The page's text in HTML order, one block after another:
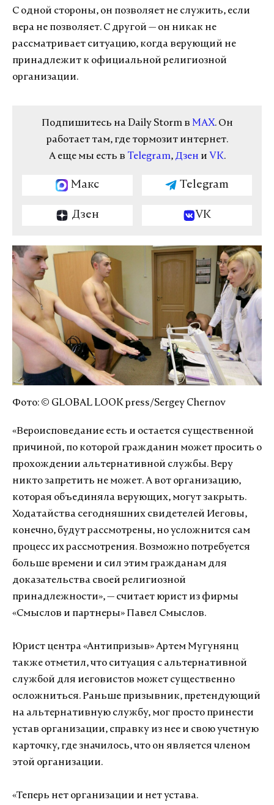
С одной стороны, он позволяет не служить, если
вера не позволяет. С другой — он никак не
рассматривает ситуацию, когда верующий не
принадлежит к официальной религиозной
организации.
Подпишитесь на Daily Storm в MAX. Он
работает там, где тормозит интернет.
А еще мы есть в Telegram, Дзен и VK.
Макс Telegram
Дзен VK
Фото: © GLOBAL LOOK press/Sergey Chernov
«Вероисповедание есть и остается существенной
причиной, по которой гражданин может просить о
прохождении альтернативной службы. Веру
никто запретить не может. А вот организацию,
которая объединяла верующих, могут закрыть.
Ходатайства сегодняшних свидетелей Иеговы,
конечно, будут рассмотрены, но усложнится сам
процесс их рассмотрения. Возможно потребуется
больше времени и сил этим гражданам для
доказательства своей религиозной
принадлежности», — считает юрист из фирмы
«Смыслов и партнеры» Павел Смыслов.
Юрист центра «Антипризыв» Артем Мугунянц
также отметил, что ситуация с альтернативной
службой для иеговистов может существенно
осложниться. Раньше призывник, претендующий
на альтернативную службу, мог просто принести
устав организации, справку из нее и свою учетную
карточку, где значилось, что он является членом
этой организации.
«Теперь нет организации и нет устава.